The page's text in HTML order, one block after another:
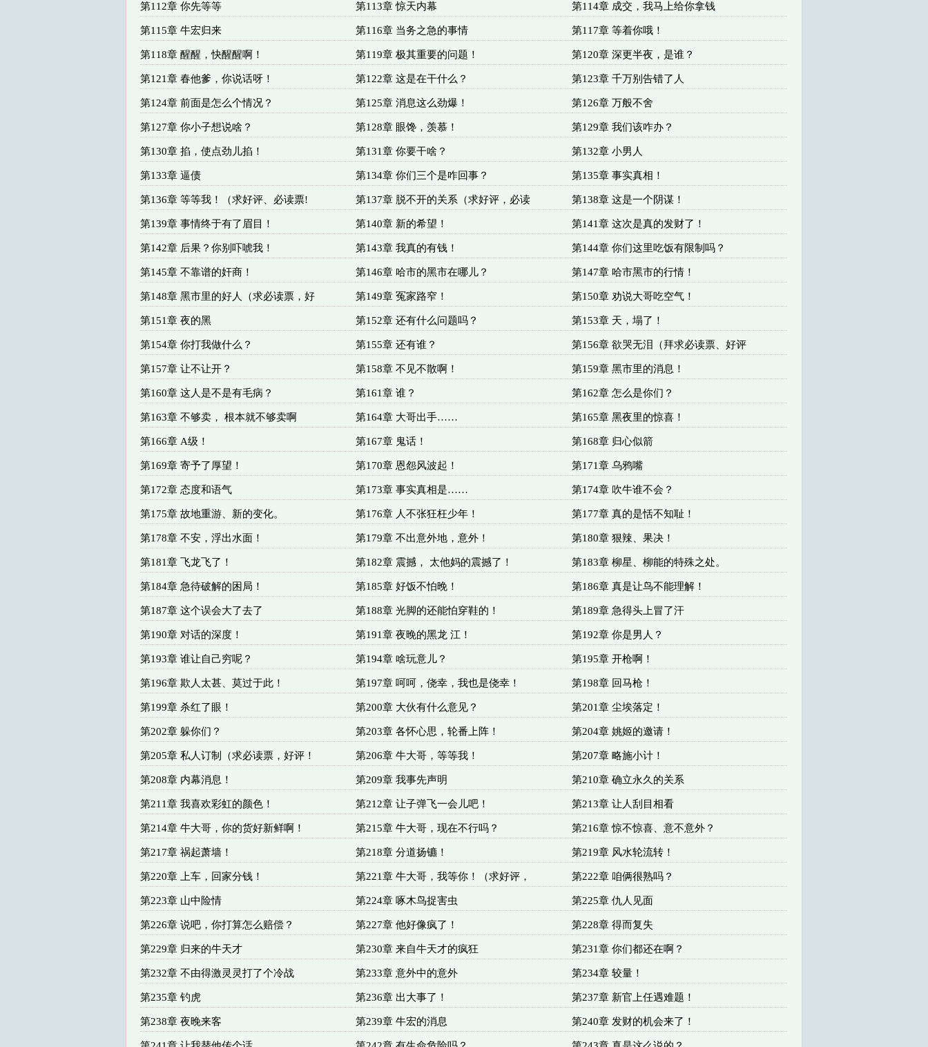
第112章 你先等等 第113章 惊天内幕 第114章 成交，我马上给你拿钱
第115章 牛宏归来 第116章 当务之急的事情 第117章 等着你哦！
第118章 醒醒，快醒醒啊！ 第119章 极其重要的问题！ 第120章 深更半夜，是谁？
第121章 春他爹，你说话呀！ 第122章 这是在干什么？ 第123章 千万别告错了人
第124章 前面是怎么个情况？ 第125章 消息这么劲爆！ 第126章 万般不舍
第127章 你小子想说啥？ 第128章 眼馋，羡慕！ 第129章 我们该咋办？
第130章 掐，使点劲儿掐！ 第131章 你要干啥？ 第132章 小男人
第133章 逼债 第134章 你们三个是咋回事？ 第135章 事实真相！
第136章 等等我！（求好评、必读票! 第137章 脱不开的关系（求好评，必读 第138章 这是一个阴谋！
第139章 事情终于有了眉目！ 第140章 新的希望！ 第141章 这次是真的发财了！
第142章 后果？你别吓唬我！ 第143章 我真的有钱！ 第144章 你们这里吃饭有限制吗？
第145章 不靠谱的奸商！ 第146章 哈市的黑市在哪儿？ 第147章 哈市黑市的行情！
第148章 黑市里的好人（求必读票，好 第149章 冤家路窄！ 第150章 劝说大哥吃空气！
第151章 夜的黑 第152章 还有什么问题吗？ 第153章 天，塌了！
第154章 你打我做什么？ 第155章 还有谁？ 第156章 欲哭无泪（拜求必读票、好评
第157章 让不让开？ 第158章 不见不散啊！ 第159章 黑市里的消息！
第160章 这人是不是有毛病？ 第161章 谁？ 第162章 怎么是你们？
第163章 不够卖， 根本就不够卖啊 第164章 大哥出手…… 第165章 黑夜里的惊喜！
第166章 A级！ 第167章 鬼话！ 第168章 归心似箭
第169章 寄予了厚望！ 第170章 恩怨风波起！ 第171章 乌鸦嘴
第172章 态度和语气 第173章 事实真相是…… 第174章 吹牛谁不会？
第175章 故地重游、新的变化。 第176章 人不张狂枉少年！ 第177章 真的是恬不知耻！
第178章 不安，浮出水面！ 第179章 不出意外地，意外！ 第180章 狠辣、果决！
第181章 飞龙飞了！ 第182章 震撼， 太他妈的震撼了！ 第183章 柳星、柳能的特殊之处。
第184章 急待破解的困局！ 第185章 好饭不怕晚！ 第186章 真是让鸟不能理解！
第187章 这个误会大了去了 第188章 光脚的还能怕穿鞋的！ 第189章 急得头上冒了汗
第190章 对话的深度！ 第191章 夜晚的黑龙 江！ 第192章 你是男人？
第193章 谁让自己穷呢？ 第194章 啥玩意儿？ 第195章 开枪啊！
第196章 欺人太甚、莫过于此！ 第197章 呵呵，侥幸，我也是侥幸！ 第198章 回马枪！
第199章 杀红了眼！ 第200章 大伙有什么意见？ 第201章 尘埃落定！
第202章 躲你们？ 第203章 各怀心思，轮番上阵！ 第204章 姚姬的邀请！
第205章 私人订制（求必读票，好评！ 第206章 牛大哥，等等我！ 第207章 略施小计！
第208章 内幕消息！ 第209章 我事先声明 第210章 确立永久的关系
第211章 我喜欢彩虹的颜色！ 第212章 让子弹飞一会儿吧！ 第213章 让人刮目相看
第214章 牛大哥，你的货好新鲜啊！ 第215章 牛大哥，现在不行吗？ 第216章 惊不惊喜、意不意外？
第217章 祸起萧墙！ 第218章 分道扬镳！ 第219章 风水轮流转！
第220章 上车，回家分钱！ 第221章 牛大哥，我等你！（求好评， 第222章 咱俩很熟吗？
第223章 山中险情 第224章 啄木鸟捉害虫 第225章 仇人见面
第226章 说吧，你打算怎么赔偿？ 第227章 他好像疯了！ 第228章 得而复失
第229章 归来的牛天才 第230章 来自牛天才的疯狂 第231章 你们都还在啊？
第232章 不由得激灵灵打了个冷战 第233章 意外中的意外 第234章 较量！
第235章 钓虎 第236章 出大事了！ 第237章 新官上任遇难题！
第238章 夜晚来客 第239章 牛宏的消息 第240章 发财的机会来了！